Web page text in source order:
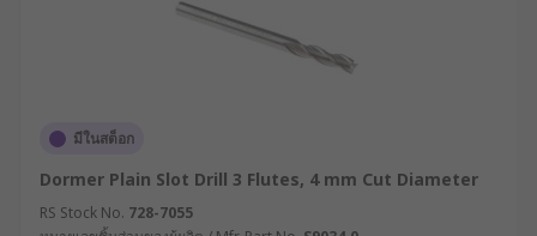
มีในสต็อก
Dormer Plain Slot Drill 3 Flutes, 4 mm Cut Diameter
RS Stock No. 728-7055